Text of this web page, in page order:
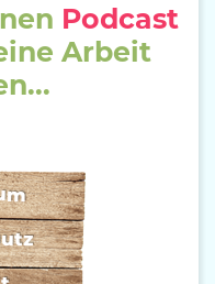
Podcast
Arbeit